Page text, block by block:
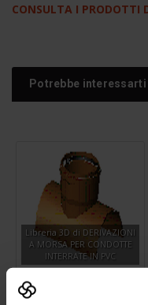
CONSULTA I PRODOTTI
Potrebbe interessarti
Libreria 3D di DERIVAZIONI
A MORSA PER CONDOTTE
INTERRATE IN PVC